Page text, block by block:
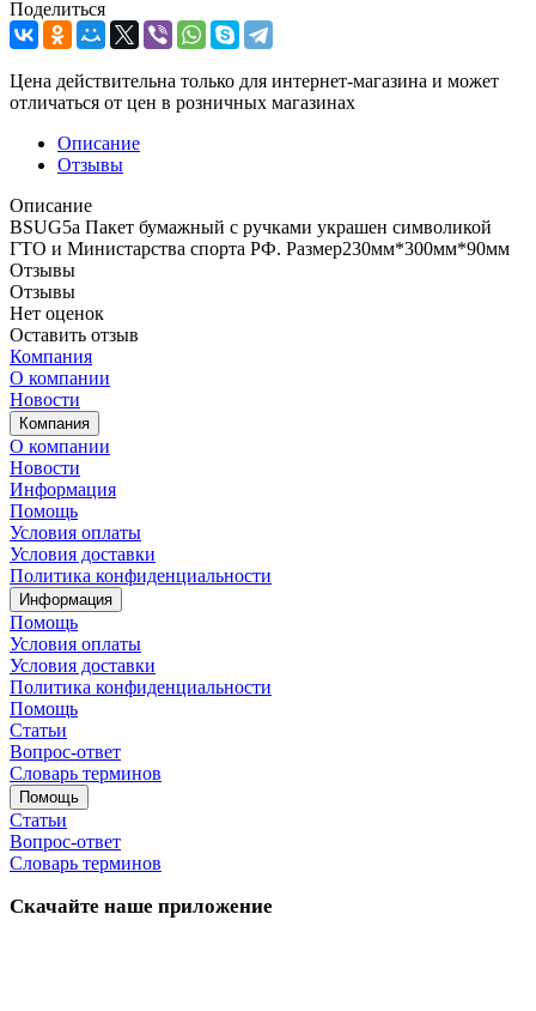
Поделиться
Цена действительна только для интернет-магазина и может
отличаться от цен в розничных магазинах
Описание
Отзывы
Описание
BSUG5a Пакет бумажный с ручками украшен символикой
ГТО и Министарства спорта РФ. Размер230мм*300мм*90мм
Отзывы
Отзывы
Нет оценок
Оставить отзыв
Компания
О компании
Новости
Компания
О компании
Новости
Информация
Помощь
Условия оплаты
Условия доставки
Политика конфиденциальности
Информация
Помощь
Условия оплаты
Условия доставки
Политика конфиденциальности
Помощь
Статьи
Вопрос-ответ
Словарь терминов
Помощь
Статьи
Вопрос-ответ
Словарь терминов
Скачайте наше приложение